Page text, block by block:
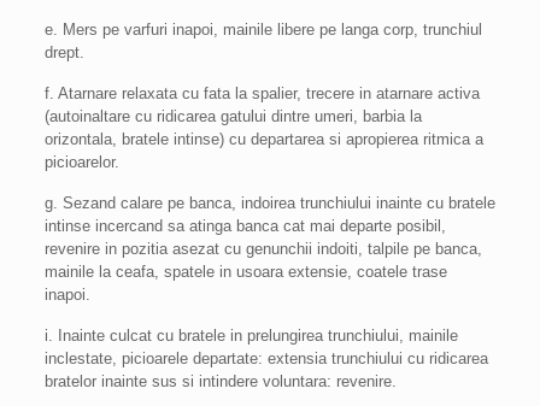
e. Mers pe varfuri inapoi, mainile libere pe langa corp, trunchiul
drept.
f. Atarnare relaxata cu fata la spalier, trecere in atarnare activa
(autoinaltare cu ridicarea gatului dintre umeri, barbia la
orizontala, bratele intinse) cu departarea si apropierea ritmica a
picioarelor.
g. Sezand calare pe banca, indoirea trunchiului inainte cu bratele
intinse incercand sa atinga banca cat mai departe posibil,
revenire in pozitia asezat cu genunchii indoiti, talpile pe banca,
mainile la ceafa, spatele in usoara extensie, coatele trase
inapoi.
i. Inainte culcat cu bratele in prelungirea trunchiului, mainile
inclestate, picioarele departate: extensia trunchiului cu ridicarea
bratelor inainte sus si intindere voluntara: revenire.